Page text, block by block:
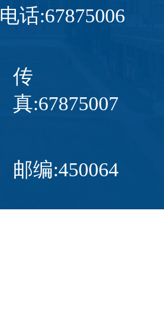
电话:67875006
传
真:67875007
邮编:450064